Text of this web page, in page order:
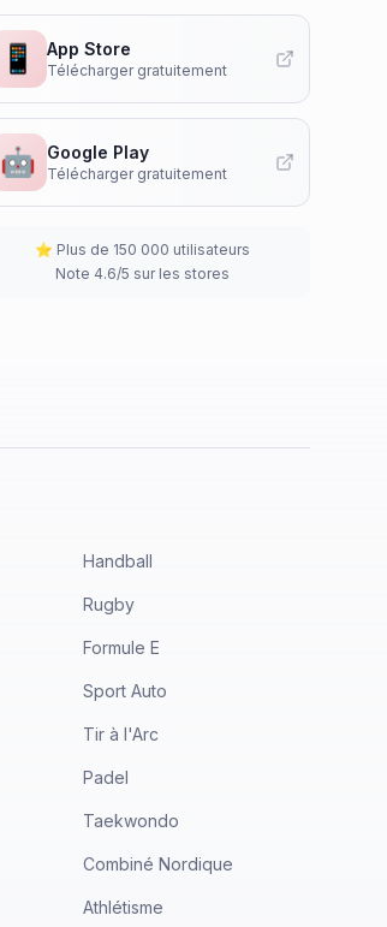
📱 App Store
Télécharger gratuitement
🤖 Google Play
Télécharger gratuitement
⭐ Plus de 150 000 utilisateurs
Note 4.6/5 sur les stores
Handball
Rugby
Formule E
Sport Auto
Tir à l'Arc
Padel
Taekwondo
Combiné Nordique
Athlétisme